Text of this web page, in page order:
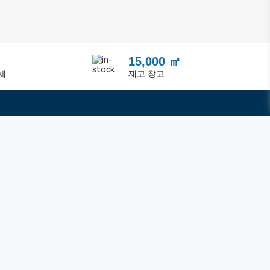
15,000 ㎡
재고 창고